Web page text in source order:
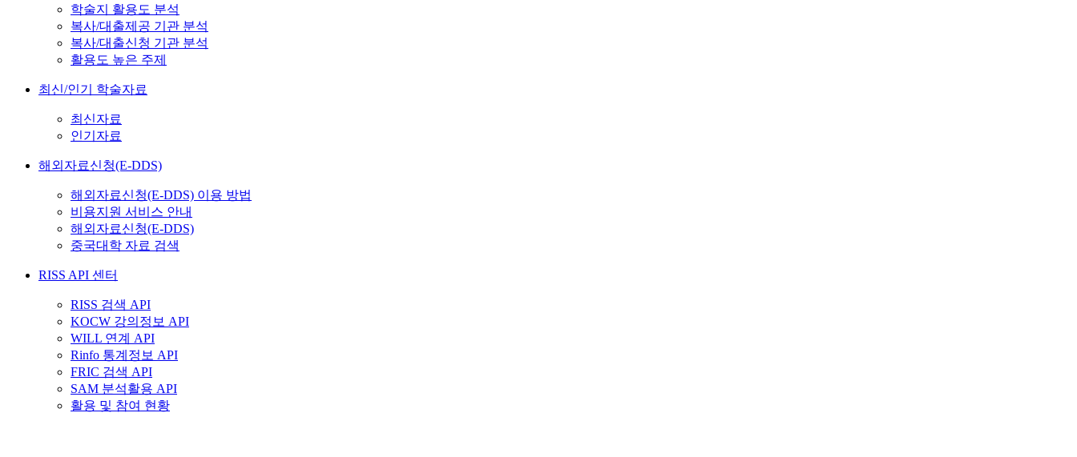
학술지 활용도 분석
복사/대출제공 기관 분석
복사/대출신청 기관 분석
활용도 높은 주제
최신/인기 학술자료
최신자료
인기자료
해외자료신청(E-DDS)
해외자료신청(E-DDS) 이용 방법
비용지원 서비스 안내
해외자료신청(E-DDS)
중국대학 자료 검색
RISS API 센터
RISS 검색 API
KOCW 강의정보 API
WILL 연계 API
Rinfo 통계정보 API
FRIC 검색 API
SAM 분석활용 API
활용 및 참여 현황